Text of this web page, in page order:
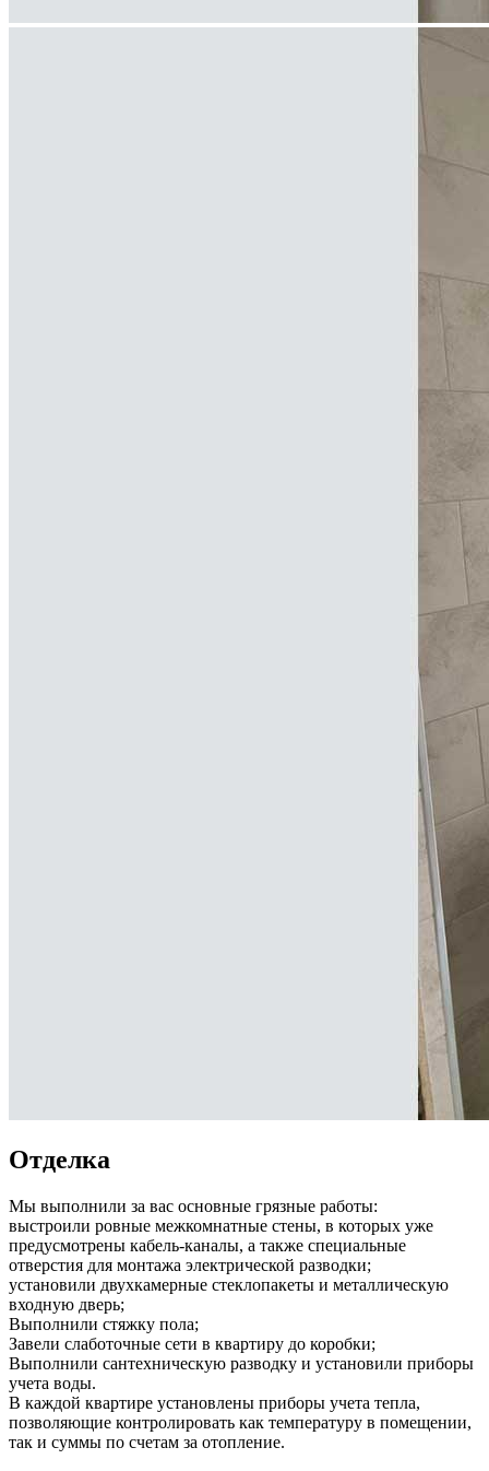
Отделка
Мы выполнили за вас основные грязные работы:
выстроили ровные межкомнатные стены, в которых уже
предусмотрены кабель-каналы, а также специальные
отверстия для монтажа электрической разводки;
установили двухкамерные стеклопакеты и металлическую
входную дверь;
Выполнили стяжку пола;
Завели слаботочные сети в квартиру до коробки;
Выполнили сантехническую разводку и установили приборы
учета воды.
В каждой квартире установлены приборы учета тепла,
позволяющие контролировать как температуру в помещении,
так и суммы по счетам за отопление.